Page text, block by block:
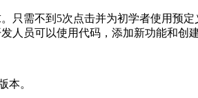
只需不到5次点击并为初学者使用预
人员可以使用代码，添加新功能和创建
本。